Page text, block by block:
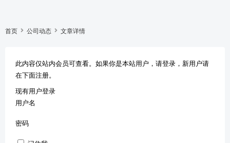
首页 公司动态 文章详情
此内容仅站内会员可查看。如果你是本站用户，请登录，新用户请
在下面注册。
现有用户登录
用户名
密码